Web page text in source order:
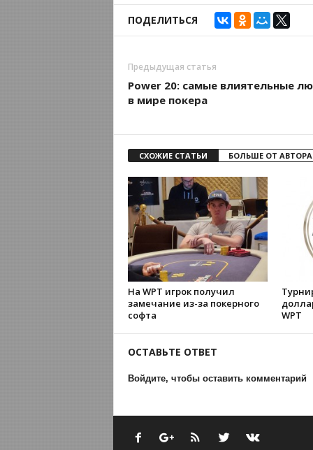
ПОДЕЛИТЬСЯ
Предыдущая статья
Power 20: самые влиятельные
в мире покера
СХОЖИЕ СТАТЬИ БОЛЬШЕ ОТ АВТОРА
На WPT игрок получил
замечание из-за покерного
софта
WPT
ОСТАВЬТЕ ОТВЕТ
Войдите, чтобы оставить комментарий